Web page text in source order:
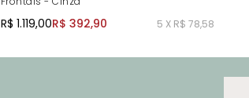
R$ 1.119,00R$ 392,90 5 X R$ 78,58